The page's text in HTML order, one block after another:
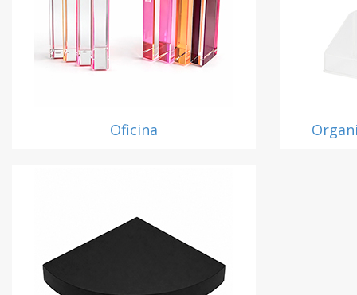
Oficina